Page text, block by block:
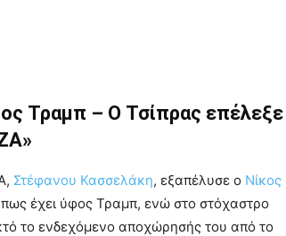
Τραμπ – Ο Τσίπρας επέλεξε
Στέφανου Κασσελάκη, εξαπέλυσε ο Νίκος
έχει ύφος Τραμπ, ενώ στο στόχαστρο
το ενδεχόμενο αποχώρησής του από το